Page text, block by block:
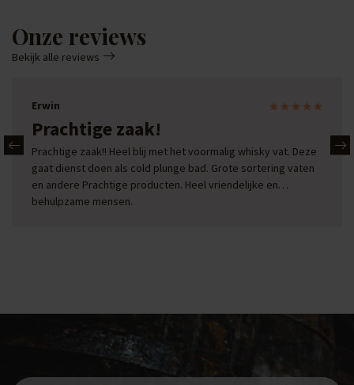
Onze reviews
Bekijk alle reviews
Erwin
Prachtige zaak!
Prachtige zaak!! Heel blij met het voormalig whisky vat. Deze
gaat dienst doen als cold plunge bad. Grote sortering vaten
en andere Prachtige producten. Heel vriendelijke en
behulpzame mensen.